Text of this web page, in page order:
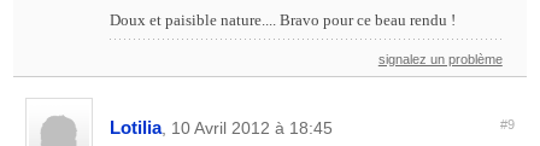
Doux et paisible nature.... Bravo pour ce beau rendu !
signalez un problème
Lotilia, 10 Avril 2012 à 18:45 #9